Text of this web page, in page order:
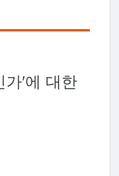
가'에 대한